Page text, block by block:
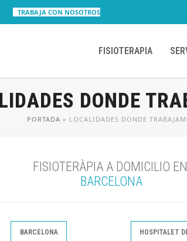
TRABAJA CON NOSOTROS
FISIOTERAPIA
DONDE
PORTADA » LOCALIDADES DONDE
FISIOTERÀPIA A DOMICILIO
BARCELONA
BARCELONA HOSPITALET